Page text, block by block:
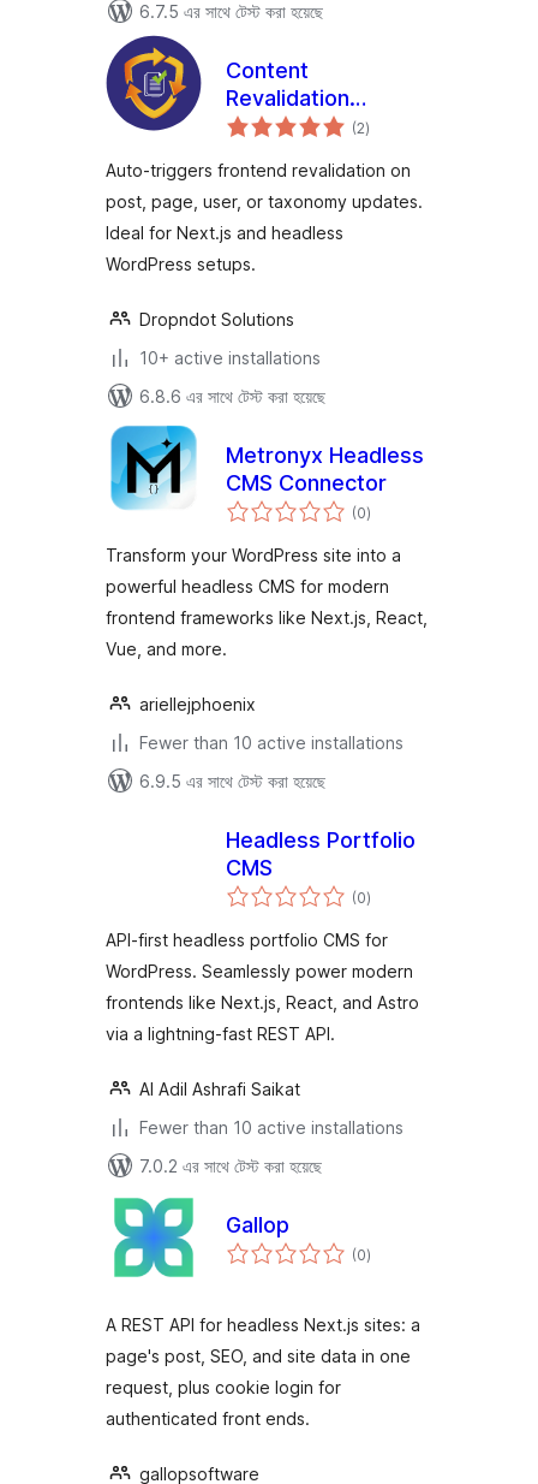
6.7.5 এর সাথে টেস্ট করা হয়েছে
Content
Revalidation
Tracker
(2total
ratings
)
Auto-triggers frontend revalidation on
post, page, user, or taxonomy updates.
Ideal for Next.js and headless
WordPress setups.
Dropndot Solutions
10+ active installations
6.8.6 এর সাথে টেস্ট করা হয়েছে
Metronyx Headless
CMS Connector
(0total
ratings
)
Transform your WordPress site into a
powerful headless CMS for modern
frontend frameworks like Next.js, React,
Vue, and more.
ariellejphoenix
Fewer than 10 active installations
6.9.5 এর সাথে টেস্ট করা হয়েছে
Headless Portfolio
CMS
(0total
ratings
)
API-first headless portfolio CMS for
WordPress. Seamlessly power modern
frontends like Next.js, React, and Astro
via a lightning-fast REST API.
Al Adil Ashrafi Saikat
Fewer than 10 active installations
7.0.2 এর সাথে টেস্ট করা হয়েছে
Gallop
(0total
ratings
)
A REST API for headless Next.js sites: a
page's post, SEO, and site data in one
request, plus cookie login for
authenticated front ends.
gallopsoftware